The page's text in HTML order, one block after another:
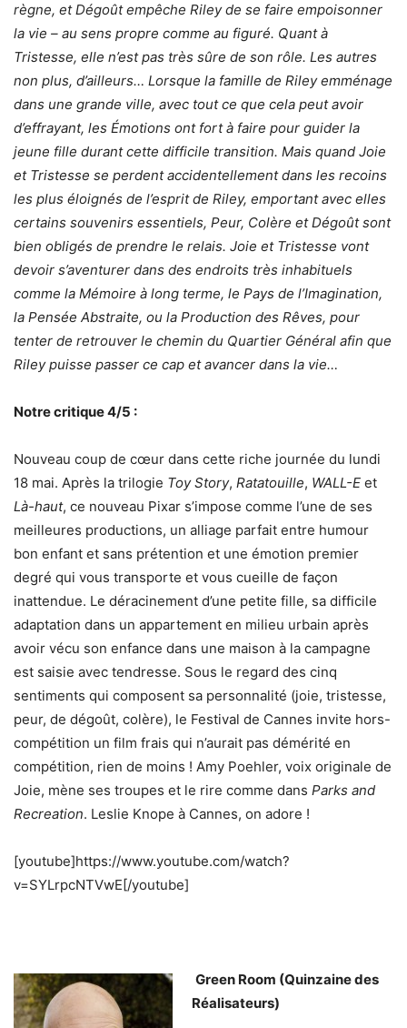
règne, et Dégoût empêche Riley de se faire empoisonner
la vie – au sens propre comme au figuré. Quant à
Tristesse, elle n’est pas très sûre de son rôle. Les autres
non plus, d’ailleurs… Lorsque la famille de Riley emménage
dans une grande ville, avec tout ce que cela peut avoir
d’effrayant, les Émotions ont fort à faire pour guider la
jeune fille durant cette difficile transition. Mais quand Joie
et Tristesse se perdent accidentellement dans les recoins
les plus éloignés de l’esprit de Riley, emportant avec elles
certains souvenirs essentiels, Peur, Colère et Dégoût sont
bien obligés de prendre le relais. Joie et Tristesse vont
devoir s’aventurer dans des endroits très inhabituels
comme la Mémoire à long terme, le Pays de l’Imagination,
la Pensée Abstraite, ou la Production des Rêves, pour
tenter de retrouver le chemin du Quartier Général afin que
Riley puisse passer ce cap et avancer dans la vie…
Notre critique 4/5 :
Nouveau coup de cœur dans cette riche journée du lundi
18 mai. Après la trilogie Toy Story, Ratatouille, WALL-E et
Là-haut, ce nouveau Pixar s’impose comme l’une de ses
meilleures productions, un alliage parfait entre humour
bon enfant et sans prétention et une émotion premier
degré qui vous transporte et vous cueille de façon
inattendue. Le déracinement d’une petite fille, sa difficile
adaptation dans un appartement en milieu urbain après
avoir vécu son enfance dans une maison à la campagne
est saisie avec tendresse. Sous le regard des cinq
sentiments qui composent sa personnalité (joie, tristesse,
peur, de dégoût, colère), le Festival de Cannes invite hors-
compétition un film frais qui n’aurait pas démérité en
compétition, rien de moins ! Amy Poehler, voix originale de
Joie, mène ses troupes et le rire comme dans Parks and
Recreation. Leslie Knope à Cannes, on adore !
[youtube]https://www.youtube.com/watch?
v=SYLrpcNTVwE[/youtube]
Green Room (Quinzaine des
Réalisateurs)